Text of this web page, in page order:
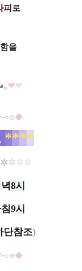
피 로
을
｡ ❤❤
⊙◆
****
✲✲
8시
9시
단참조)
⊙◆